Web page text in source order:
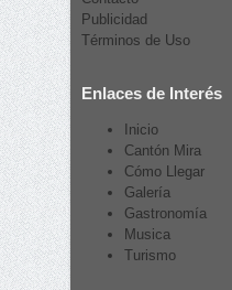
Publicidad
Términos de Uso
Enlaces de Interés
Inicio
Cantón Mira
Cómo Llegar
Galería
Gastronomía
Musica
Turismo